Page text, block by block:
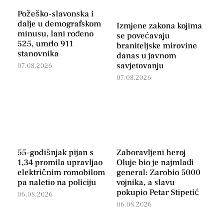
Požeško-slavonska i
dalje u demografskom
minusu, lani rođeno
525, umrlo 911
stanovnika
07.08.2026
Izmjene zakona kojima
se povećavaju
braniteljske mirovine
danas u javnom
savjetovanju
07.08.2026
55-godišnjak pijan s
1,34 promila upravljao
električnim romobilom
pa naletio na policiju
06.08.2026
Zaboravljeni heroj
Oluje bio je najmlađi
general: Zarobio 5000
vojnika, a slavu
pokupio Petar Stipetić
06.08.2026